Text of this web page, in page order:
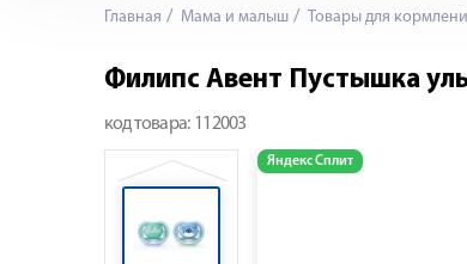
Главная Мама и малыш Товары для
Филипс Авент Пустышка
код товара: 112003
Яндекс Сплит